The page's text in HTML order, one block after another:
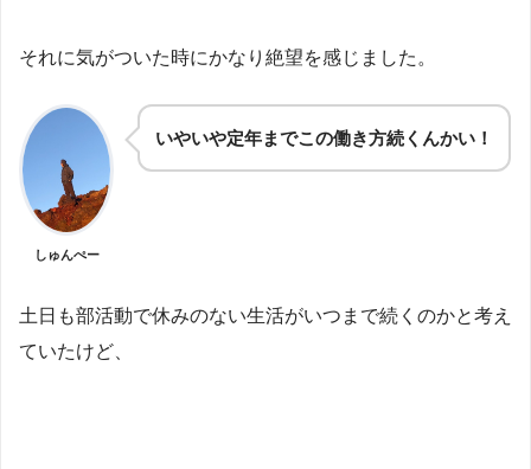
それに気がついた時にかなり絶望を感じました。
しゅんぺー
いやいや定年までこの働き方続くんかい！
土日も部活動で休みのない生活がいつまで続くのかと考え
ていたけど、